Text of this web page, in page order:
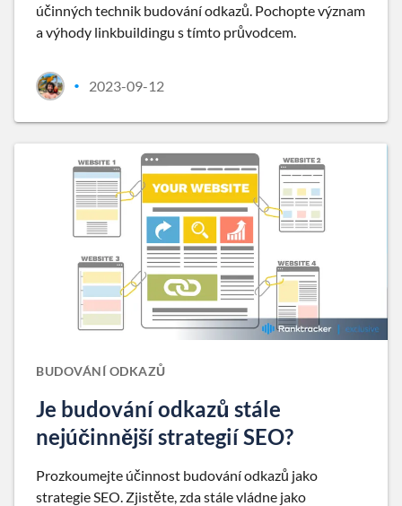
účinných technik budování odkazů. Pochopte význam
a výhody linkbuildingu s tímto průvodcem.
• 2023-09-12
BUDOVÁNÍ ODKAZŮ
Je budování odkazů stále
nejúčinnější strategií SEO?
Prozkoumejte účinnost budování odkazů jako
strategie SEO. Zjistěte, zda stále vládne jako